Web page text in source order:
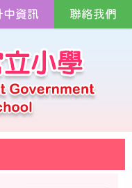
中資訊 聯絡我們